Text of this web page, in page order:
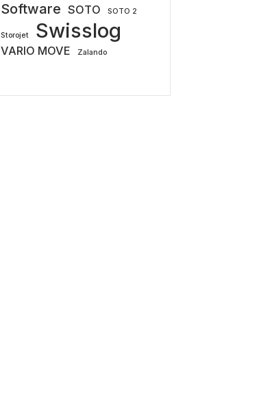
Software SOTO SOTO 2
Storojet Swisslog
VARIO MOVE Zalando